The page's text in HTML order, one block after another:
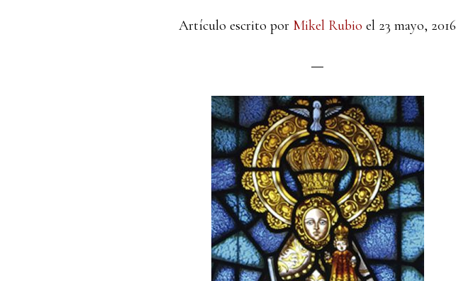
Artículo escrito por Mikel Rubio el 23 mayo, 2016